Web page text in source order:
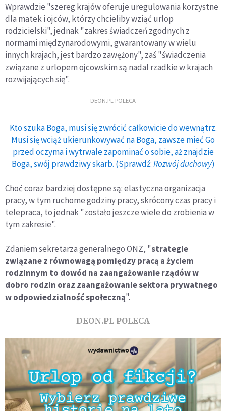
Wprawdzie "szereg krajów oferuje uregulowania korzystne
dla matek i ojców, którzy chcieliby wziąć urlop
rodzicielski", jednak "zakres świadczeń zgodnych z
normami międzynarodowymi, gwarantowany w wielu
innych krajach, jest bardzo zawężony", zaś "świadczenia
związane z urlopem ojcowskim są nadal rzadkie w krajach
rozwijających się".
DEON.PL POLECA
Kto szuka Boga, musi się zwrócić całkowicie do wewnątrz.
Musi się wciąż ukierunkowywać na Boga, zawsze mieć Go
przed oczyma i wytrwale zapominać o sobie, aż znajdzie
Boga, swój prawdziwy skarb. (Sprawdź:Rozwój duchowy)
Choć coraz bardziej dostępne są: elastyczna organizacja
pracy, w tym ruchome godziny pracy, skrócony czas pracy i
telepraca, to jednak "zostało jeszcze wiele do zrobienia w
tym zakresie".
Zdaniem sekretarza generalnego ONZ, "strategie
związane z równowagą pomiędzy pracą a życiem
rodzinnym to dowód na zaangażowanie rządów w
dobro rodzin oraz zaangażowanie sektora prywatnego
w odpowiedzialność społeczną".
DEON.PL POLECA